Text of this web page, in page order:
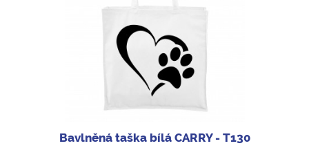
Bavlněná taška bílá CARRY - T130